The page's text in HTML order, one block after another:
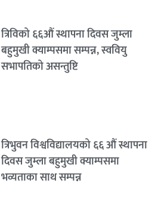
त्रिविको ६६औं स्थापना दिवस जुम्ला
बहुमुखी क्याम्पसमा सम्पन्न, स्ववियु
सभापतिको असन्तुष्टि
त्रिभुवन विश्वविद्यालयको ६६ औं स्थापना
दिवस जुम्ला बहुमुखी क्याम्पसमा
भव्यताका साथ सम्पन्न